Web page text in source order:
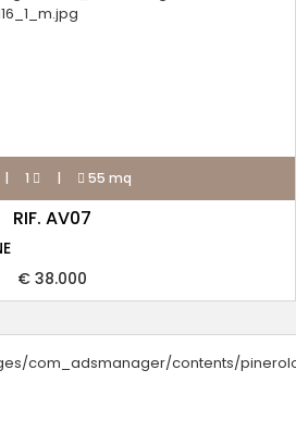
| 1 | 55 mq
RIF. AV07
€ 38.000